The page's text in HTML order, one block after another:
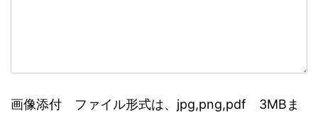
画像添付 ファイル形式は、jpg,png,pdf 3MBま